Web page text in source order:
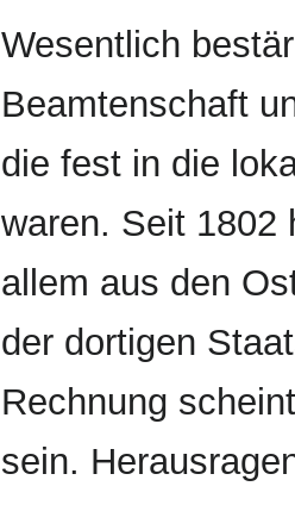
Wesentlich
Beamtenschaft
die fest in die
waren. Seit 1802
allem aus den
der dortigen
Rechnung
sein.